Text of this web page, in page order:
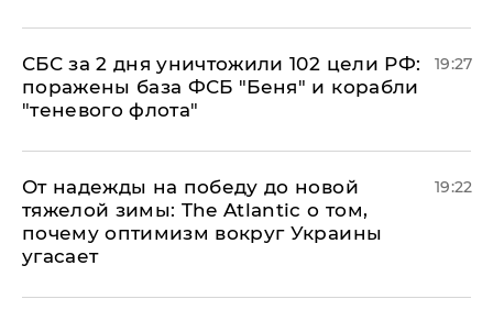
СБС за 2 дня уничтожили 102 цели РФ:
поражены база ФСБ "Беня" и корабли
"теневого флота"
19:27
От надежды на победу до новой
тяжелой зимы: The Atlantic о том,
почему оптимизм вокруг Украины
угасает
19:22